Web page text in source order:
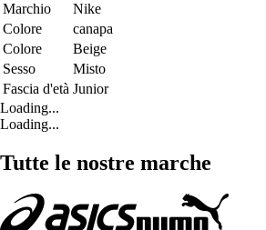
Marchio
Nike
Colore
canapa
Colore
Beige
Sesso
Misto
Fascia d'età Junior
Loading...
Loading...
Tutte le nostre marche